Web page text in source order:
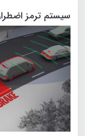
سیستم ترمز